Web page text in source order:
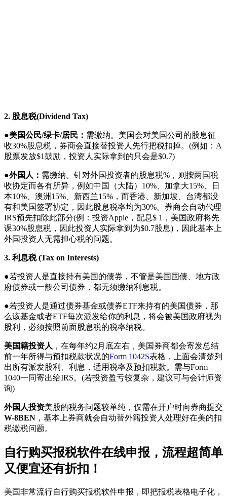
2. 股息税(Dividend Tax)
●美国公民/绿卡/居民： 需缴纳。美国会对美国公司的股息征
收30%股息税，券商会直接替投资人先行把税扣掉。(例如：A
股票发放$1鼓励，投资人实际拿到的只会是$0.7)
●外国人： 需缴纳。针对外国投资者的股息税%，则按两国税
收协定而各有所异，例如中国（大陆）10%、加拿大15%、日
本10%、澳洲15%、新西兰15%，而香港、新加坡、台湾都没
有和美国签署协定，因此股息税率均为30%。券商会自动代理
IRS预先扣除此部分(例：投资Apple，配息$ 1，美国政府将先
课30%股息税，因此投资人实际拿到为$0.7股息)，因此基本上
外国投资人无需担心税的问题。
3. 利息税 (Tax on Interests)
●若投资人是直接持有美国的债券，不管是美国国债、地方政
府债券或一般公司债券，都无须缴纳利息税。
●若投资人是通过债券基金或债券ETF来持有的美国债券，那
么该基金或者ETF每次派发给你的利息，将会被美国政府视为
股利，必须按照前面股息税的税率纳税。
美国籍投资人 ，在每年约2月底左右，美国券商都会寄发总结
前一年所得与预扣税款状况的Form 1042S表格，上面会清楚列
出所有派发股利、利息，适用税率及预扣税款。需与Form
1040一同寄出给IRS。(若投资盈亏较复杂，建议可与会计师资
询)
外国人投资美股的税务问题较单纯，仅需在开户时向券商提交
W-8BEN ，基本上券商就会自动替外籍投资人处理好在美的扣
税缴税问题。
自行购买报税软件在线申报，流程超简单
又便宜还有折扣！
美国非常流行自行购买报税软件申报，即把报税表格电子化，